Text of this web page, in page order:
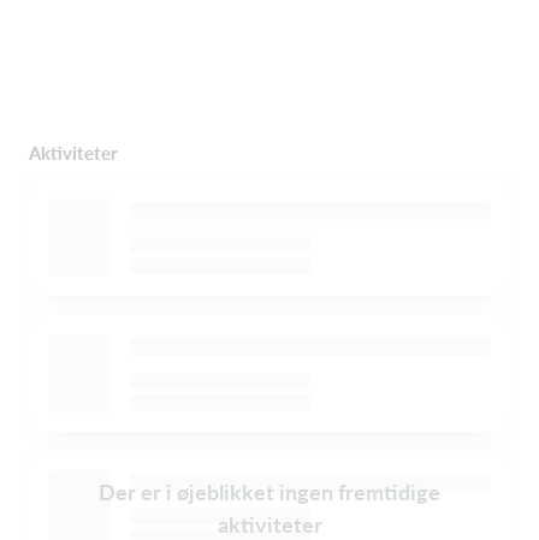
Aktiviteter
Der er i øjeblikket ingen fremtidige
aktiviteter